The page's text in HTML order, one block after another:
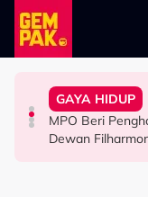
Skip to main content
HIBURAN
Zain Saidin
Bawa Watak
GAYA HIDUP
MPO Beri
Dewan
HIBURAN
“Harapnya
Jasny
HIBURAN
Yusry Belum